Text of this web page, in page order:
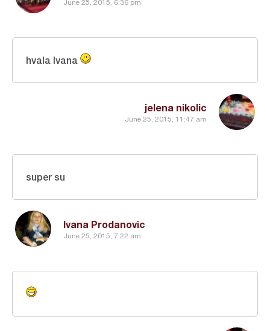
June 25, 2015, 6:36 pm
jelena nikolic
June 25, 2015, 11:47 am
hvala Ivana
Ivana Prodanovic
June 25, 2015, 7:22 am
super su